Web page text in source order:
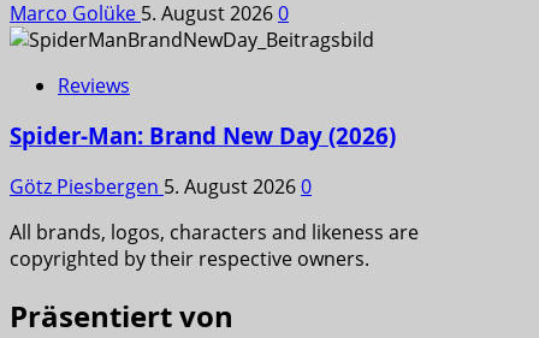
Marco Golüke 5. August 20260
Reviews
Spider-Man: Brand New Day (2026)
Götz Piesbergen 5. August 20260
All brands, logos, characters and likeness are
copyrighted by their respective owners.
Präsentiert von